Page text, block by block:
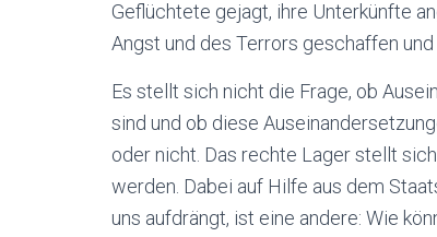
Geflüchtete gejagt, ihre Unterkünfte
Angst und des Terrors geschaffen
Es stellt sich nicht die Frage, ob
sind und ob diese
oder nicht. Das rechte Lager stellt
werden. Dabei auf Hilfe aus dem
uns aufdrängt, ist eine andere: Wie